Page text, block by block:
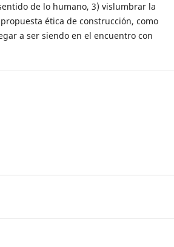
de lo humano, 3) vislumbrar la
ética de construcción, como
a ser siendo en el encuentro con